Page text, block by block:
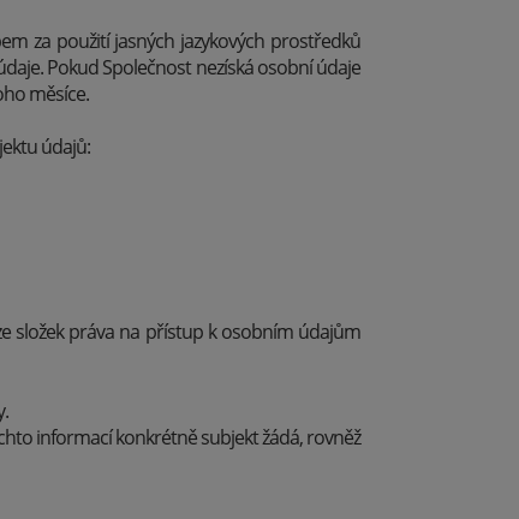
za použití jasných jazykových prostředků
Pokud Společnost nezíská osobní údaje
měsíce.
údajů:
složek práva na přístup k osobním údajům
informací konkrétně subjekt žádá, rovněž